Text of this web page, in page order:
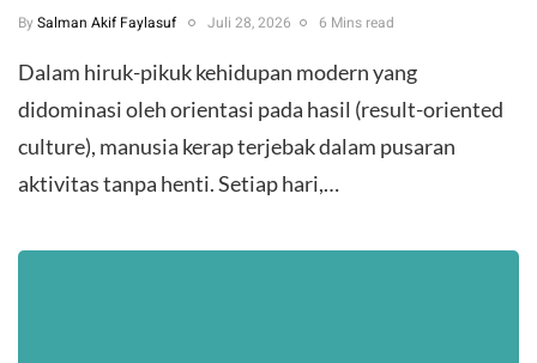
By Salman Akif Faylasuf Juli 28, 2026 6 Mins read
Dalam hiruk-pikuk kehidupan modern yang
didominasi oleh orientasi pada hasil (result-oriented
culture), manusia kerap terjebak dalam pusaran
aktivitas tanpa henti. Setiap hari,…